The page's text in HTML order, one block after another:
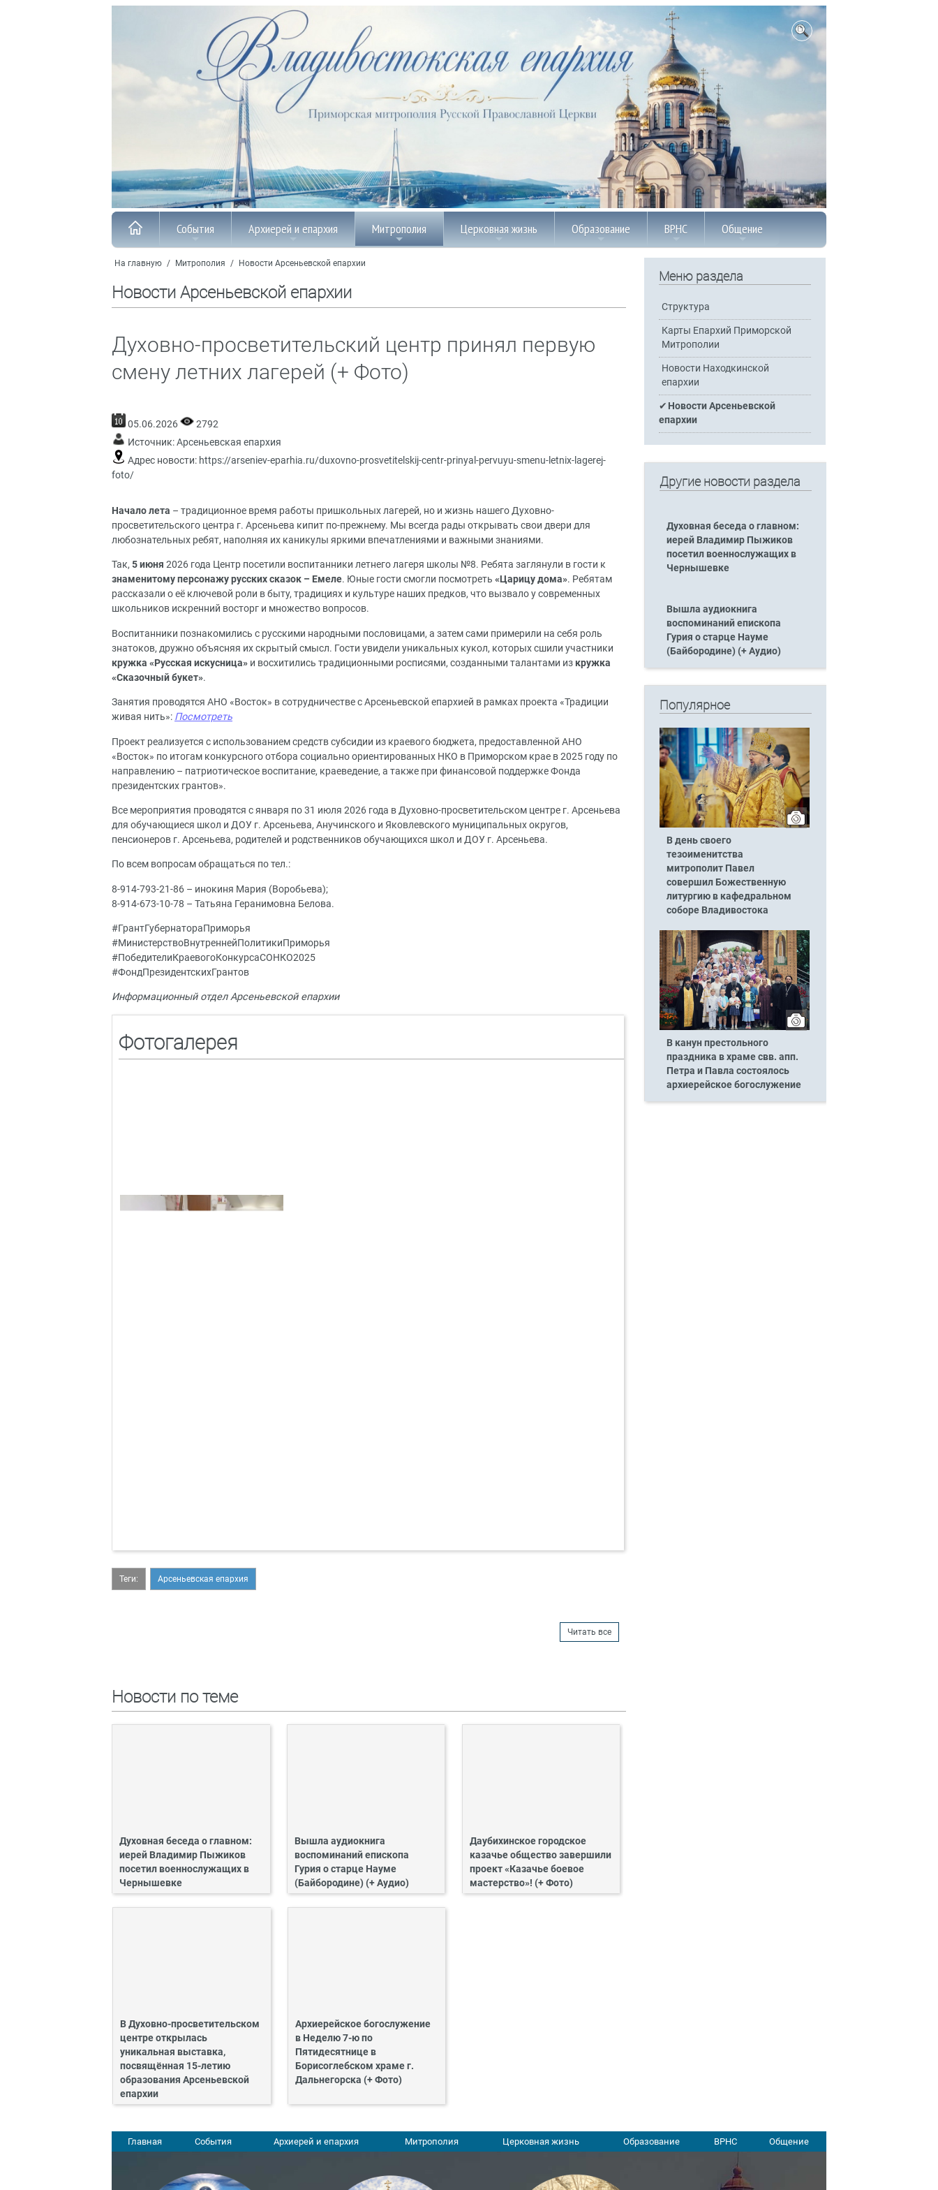
События Архиерей и епархия Митрополия Церковная жизнь Образование ВРНС Общение
На главную / Митрополия / Новости Арсеньевской епархии
Новости Арсеньевской епархии
Духовно-просветительский центр принял первую
смену летних лагерей (+ Фото)
05.06.2026
2792
Источник:Арсеньевская епархия
Адрес новости: https://arseniev-eparhia.ru/duxovno-prosvetitelskij-centr-prinyal-pervuyu-smenu-letnix-lagerej-
foto/
Начало лета – традиционное время работы пришкольных лагерей, но и жизнь нашего Духовно-
просветительского центра г. Арсеньева кипит по-прежнему. Мы всегда рады открывать свои двери для
любознательных ребят, наполняя их каникулы яркими впечатлениями и важными знаниями.
Так, 5 июня 2026 года Центр посетили воспитанники летнего лагеря школы №8. Ребята заглянули в гости к
знаменитому персонажу русских сказок – Емеле. Юные гости смогли посмотреть «Царицу дома». Ребятам
рассказали о её ключевой роли в быту, традициях и культуре наших предков, что вызвало у современных
школьников искренний восторг и множество вопросов.
Воспитанники познакомились с русскими народными пословицами, а затем сами примерили на себя роль
знатоков, дружно объясняя их скрытый смысл. Гости увидели уникальных кукол, которых сшили участники
кружка «Русская искусница» и восхитились традиционными росписями, созданными талантами из кружка
«Сказочный букет».
Занятия проводятся АНО «Восток» в сотрудничестве с Арсеньевской епархией в рамках проекта «Традиции
живая нить»: Посмотреть
Проект реализуется с использованием средств субсидии из краевого бюджета, предоставленной АНО
«Восток» по итогам конкурсного отбора социально ориентированных НКО в Приморском крае в 2025 году по
направлению – патриотическое воспитание, краеведение, а также при финансовой поддержке Фонда
президентских грантов».
Все мероприятия проводятся с января по 31 июля 2026 года в Духовно-просветительском центре г. Арсеньева
для обучающиеся школ и ДОУ г. Арсеньева, Анучинского и Яковлевского муниципальных округов,
пенсионеров г. Арсеньева, родителей и родственников обучающихся школ и ДОУ г. Арсеньева.
По всем вопросам обращаться по тел.:
8-914-793-21-86 – инокиня Мария (Воробьева);
8-914-673-10-78 – Татьяна Геранимовна Белова.
#ГрантГубернатораПриморья
#МинистерствоВнутреннейПолитикиПриморья
#ПобедителиКраевогоКонкурсаСОНКО2025
#ФондПрезидентскихГрантов
Информационный отдел Арсеньевской епархии
Фотогалерея
Теги: Арсеньевская епархия
Читать все
Новости по теме
Духовная беседа о главном:
иерей Владимир Пыжиков
посетил военнослужащих в
Чернышевке
Вышла аудиокнига
воспоминаний епископа
Гурия о старце Науме
(Байбородине) (+ Аудио)
Даубихинское городское
казачье общество завершили
проект «Казачье боевое
мастерство»! (+ Фото)
В Духовно-просветительском
центре открылась
уникальная выставка,
посвящённая 15-летию
образования Арсеньевской
епархии
Архиерейское богослужение
в Неделю 7-ю по
Пятидесятнице в
Борисоглебском храме г.
Дальнегорска (+ Фото)
Меню раздела
Структура
Карты Епархий Приморской
Митрополии
Новости Находкинской
епархии
Новости Арсеньевской
епархии
Другие новости раздела
Духовная беседа о главном:
иерей Владимир Пыжиков
посетил военнослужащих в
Чернышевке
Вышла аудиокнига
воспоминаний епископа
Гурия о старце Науме
(Байбородине) (+ Аудио)
Популярное
В день своего
тезоименитства
митрополит Павел
совершил Божественную
литургию в кафедральном
соборе Владивостока
В канун престольного
праздника в храме свв. апп.
Петра и Павла состоялось
архиерейское богослужение
Главная События Архиерей и епархия Митрополия Церковная жизнь Образование ВРНС Общение